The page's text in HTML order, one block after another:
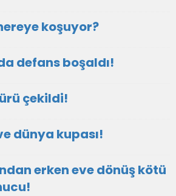
koşuyor?
defans boşaldı!
çekildi!
dünya kupası!
erken eve dönüş kötü